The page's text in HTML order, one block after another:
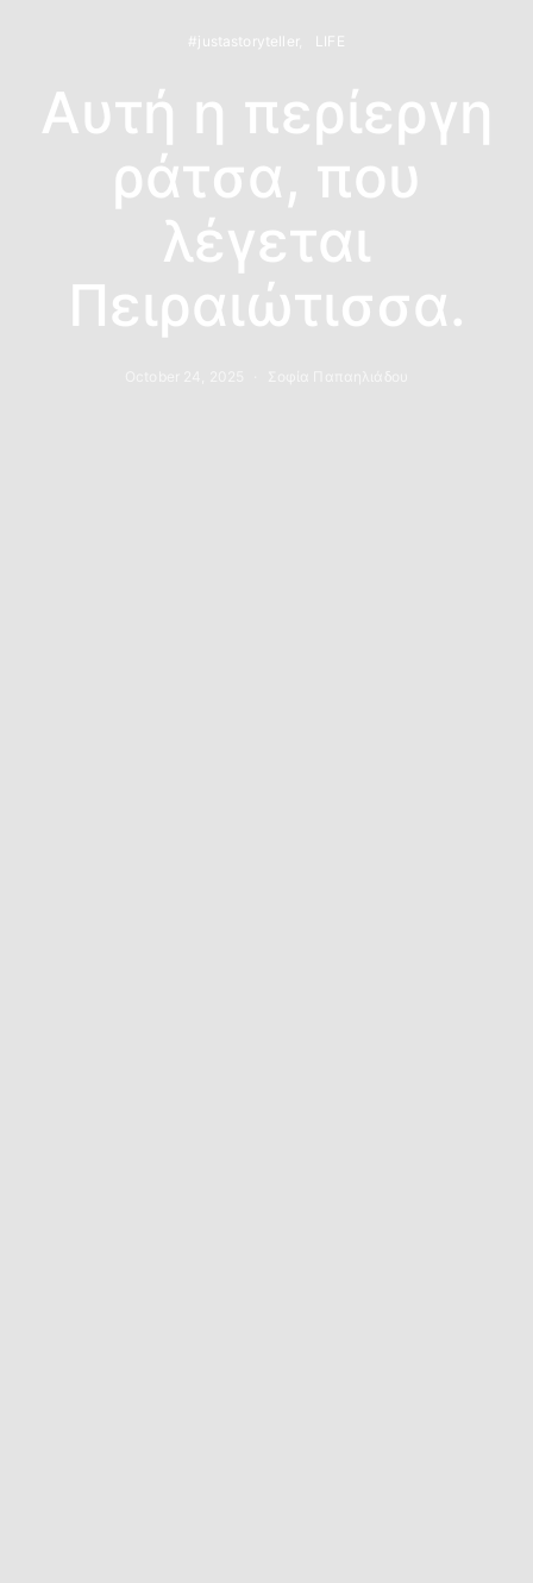
#justastoryteller LIFE
Αυτή η περίεργη
ράτσα, που
λέγεται
Πειραιώτισσα.